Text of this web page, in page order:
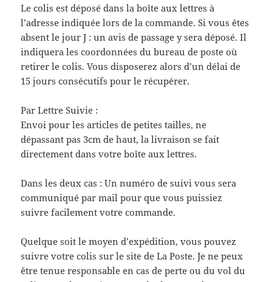
Le colis est déposé dans la boîte aux lettres à
l’adresse indiquée lors de la commande. Si vous êtes
absent le jour J : un avis de passage y sera déposé. Il
indiquera les coordonnées du bureau de poste où
retirer le colis. Vous disposerez alors d’un délai de
15 jours consécutifs pour le récupérer.
Par Lettre Suivie :
Envoi pour les articles de petites tailles, ne
dépassant pas 3cm de haut, la livraison se fait
directement dans votre boîte aux lettres.
Dans les deux cas : Un numéro de suivi vous sera
communiqué par mail pour que vous puissiez
suivre facilement votre commande.
Quelque soit le moyen d’expédition, vous pouvez
suivre votre colis sur le site de La Poste. Je ne peux
être tenue responsable en cas de perte ou du vol du